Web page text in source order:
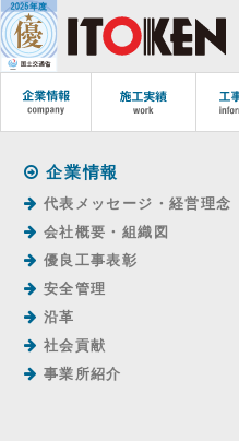
企業情報
代表メッセージ・経営理念
会社概要・組織図
優良工事表彰
安全管理
沿革
社会貢献
事業所紹介